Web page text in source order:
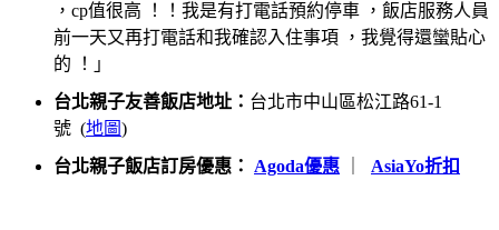
，cp值很高 ！！我是有打電話預約停車 ，飯店服務人員
前一天又再打電話和我確認入住事項 ，我覺得還蠻貼心
的 ！」
台北親子友善飯店地址： 台北市中山區松江路61-1
號 (地圖)
台北親子飯店訂房優惠： Agoda優惠 AsiaYo折扣